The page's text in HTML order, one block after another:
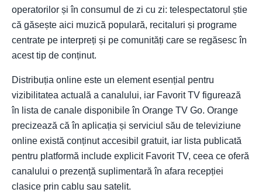
operatorilor și în consumul de zi cu zi: telespectatorul știe
că găsește aici muzică populară, recitaluri și programe
centrate pe interpreți și pe comunități care se regăsesc în
acest tip de conținut.
Distribuția online este un element esențial pentru
vizibilitatea actuală a canalului, iar Favorit TV figurează
în lista de canale disponibile în Orange TV Go. Orange
precizează că în aplicația și serviciul său de televiziune
online există conținut accesibil gratuit, iar lista publicată
pentru platformă include explicit Favorit TV, ceea ce oferă
canalului o prezență suplimentară în afara recepției
clasice prin cablu sau satelit.